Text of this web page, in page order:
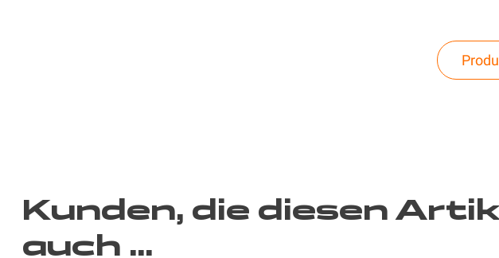
Kunden, die diesen
auch ...